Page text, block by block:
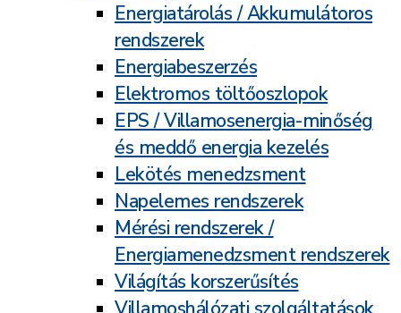
Energiatárolás / Akkumulátoros
rendszerek
Energiabeszerzés
Elektromos töltőoszlopok
EPS / Villamosenergia-minőség
és meddő energia kezelés
Lekötés menedzsment
Napelemes rendszerek
Mérési rendszerek /
Energiamenedzsment rendszerek
Világítás korszerűsítés